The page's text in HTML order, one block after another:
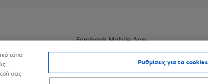
Eurobank Mobile App
τόπο
σας
Ρυθμίσεις για τα cookies